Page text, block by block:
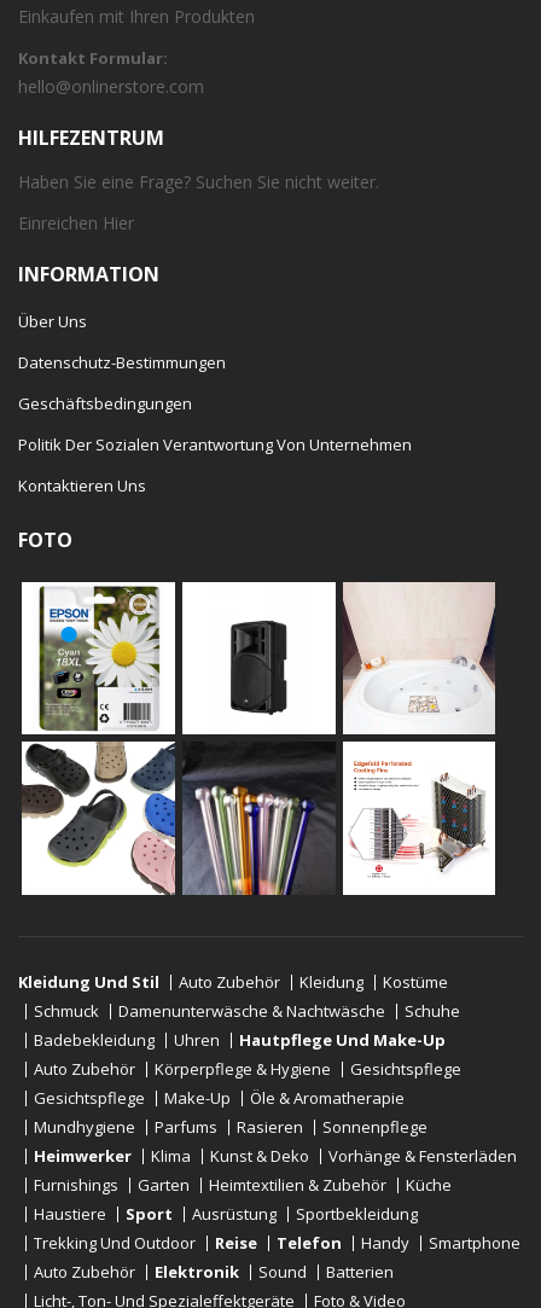
Einkaufen mit Ihren Produkten
Kontakt Formular:
hello@onlinerstore.com
HILFEZENTRUM
Haben Sie eine Frage? Suchen Sie nicht weiter.
Einreichen Hier
INFORMATION
Über Uns
Datenschutz-Bestimmungen
Geschäftsbedingungen
Politik Der Sozialen Verantwortung Von Unternehmen
Kontaktieren Uns
FOTO
Kleidung Und Stil Auto Zubehör Kleidung
Kostüme
Schmuck
Damenunterwäsche & Nachtwäsche
Schuhe
Badebekleidung
Uhren
Hautpflege Und Make-Up
Auto Zubehör
Körperpflege & Hygiene
Gesichtspflege
Gesichtspflege
Make-Up
Öle & Aromatherapie
Mundhygiene
Parfums Rasieren
Sonnenpflege
Heimwerker
Klima Kunst & Deko
Vorhänge & Fensterläden
Furnishings
Garten Heimtextilien & Zubehör
Küche
Haustiere
Sport Ausrüstung
Sportbekleidung
Trekking Und Outdoor
Reise Telefon Handy
Smartphone
Auto Zubehör
Elektronik Sound
Batterien
Licht-, Ton- Und Spezialeffektgeräte
Foto & Video